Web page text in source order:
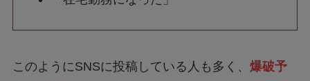
このようにSNSに投稿している人も多く、 爆破予